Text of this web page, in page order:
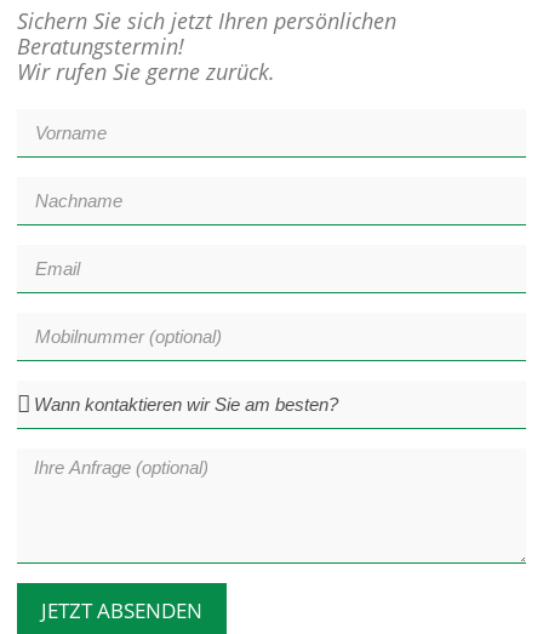
Sichern Sie sich jetzt Ihren persönlichen
Beratungstermin!
Wir rufen Sie gerne zurück.
JETZT ABSENDEN